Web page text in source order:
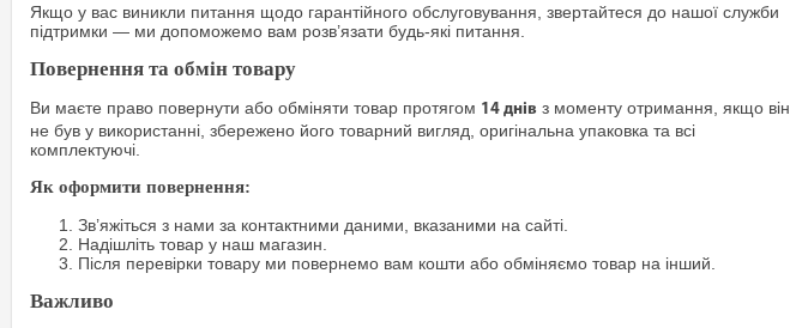
Якщо у вас виникли питання щодо гарантійного обслуговування, звертайтеся до нашої служби
підтримки — ми допоможемо вам розв’язати будь-які питання.
Повернення та обмін товару
Ви маєте право повернути або обміняти товар протягом 14 днів з моменту отримання, якщо він
не був у використанні, збережено його товарний вигляд, оригінальна упаковка та всі
комплектуючі.
Як оформити повернення:
Зв’яжіться з нами за контактними даними, вказаними на сайті.
Надішліть товар у наш магазин.
Після перевірки товару ми повернемо вам кошти або обміняємо товар на інший.
Важливо